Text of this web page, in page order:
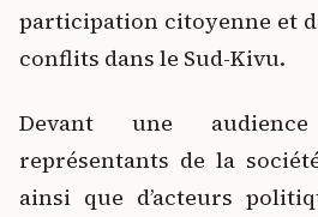
participation citoyenne et
conflits dans le Sud-Kivu.
Devant une
représentants de la
ainsi que d’acteurs